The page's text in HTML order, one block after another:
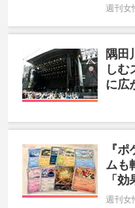
週刊女
隅田
しむ
に広
『
ムも
「
週刊女